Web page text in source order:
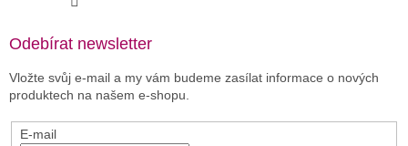
Odebírat newsletter
Vložte svůj e-mail a my vám budeme zasílat informace o nových
produktech na našem e-shopu.
E-mail